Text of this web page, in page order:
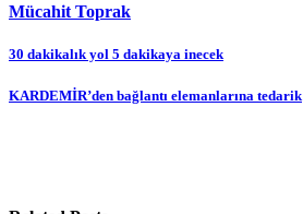
Mücahit Toprak
Yazı
gezinmesi
30 dakikalık yol 5 dakikaya inecek
KARDEMİR’den bağlantı elemanlarına tedarik